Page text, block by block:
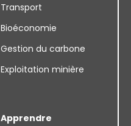
Transport
Bioéconomie
Gestion du carbone
Exploitation minière
Apprendre